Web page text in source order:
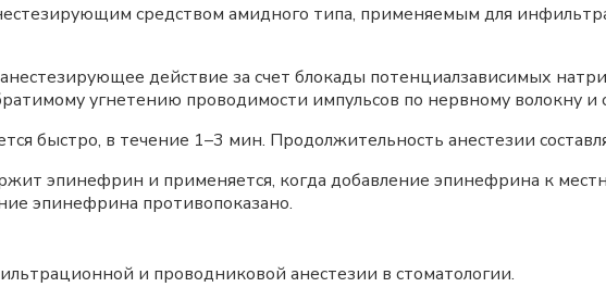
средством амидного типа, применяемым для
действие за счет блокады потенциалзависимых
угнетению проводимости импульсов по нервному волокну и
быстро, в течение 1–3 мин. Продолжительность анестезии
эпинефрин и применяется, когда добавление эпинефрина к
эпинефрина противопоказано.
и проводниковой анестезии в стоматологии.